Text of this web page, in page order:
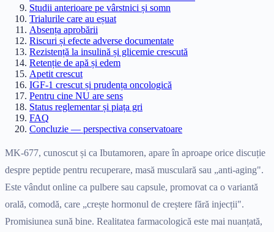
Studii anterioare pe vârstnici și somn
Trialurile care au eșuat
Absența aprobării
Riscuri și efecte adverse documentate
Rezistență la insulină și glicemie crescută
Retenție de apă și edem
Apetit crescut
IGF-1 crescut și prudența oncologică
Pentru cine NU are sens
Status reglementar și piața gri
FAQ
Concluzie — perspectiva conservatoare
MK-677, cunoscut și ca Ibutamoren, apare în aproape orice discuție
despre peptide pentru recuperare, masă musculară sau „anti-aging".
Este vândut online ca pulbere sau capsule, promovat ca o variantă
orală, comodă, care „crește hormonul de creștere fără injecții".
Promisiunea sună bine. Realitatea farmacologică este mai nuanțată,